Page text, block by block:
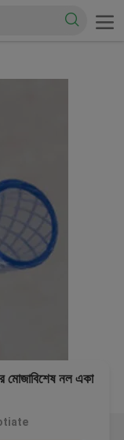
মোজাবিশেষ নল একা